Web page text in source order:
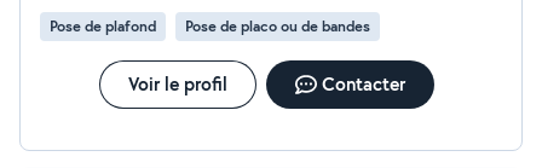
Pose de plafond Pose de placo ou de bandes
Voir le profil Contacter